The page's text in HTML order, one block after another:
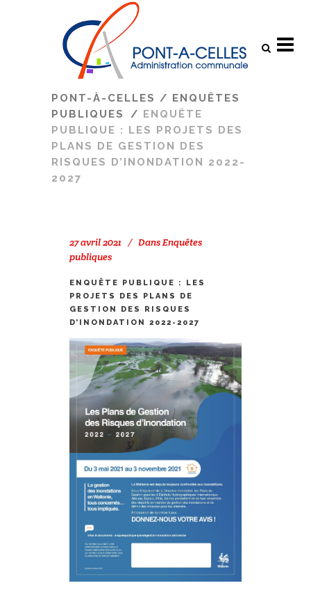
PONT-À-CELLES / ENQUÊTES
PUBLIQUES
/ ENQUÊTE
PUBLIQUE : LES PROJETS DES
PLANS DE GESTION DES
RISQUES D’INONDATION 2022-
2027
27 avril 2021 DansEnquêtes
publiques
ENQUÊTE PUBLIQUE : LES
PROJETS DES PLANS DE
GESTION DES RISQUES
D’INONDATION 2022-2027